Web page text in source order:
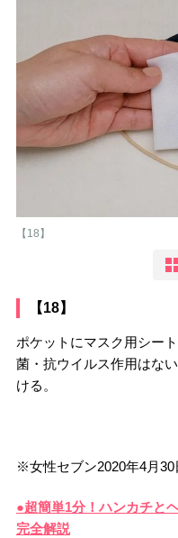
【18】
【18】
ポケットにマスク用シー
菌・抗ウイルス作用はな
ける。
※女性セブン2020年4月30
●超簡単1分！ハンカチと
完全解説